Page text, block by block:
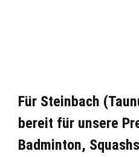
Für Steinbach
bereit für unsere
Badminton,